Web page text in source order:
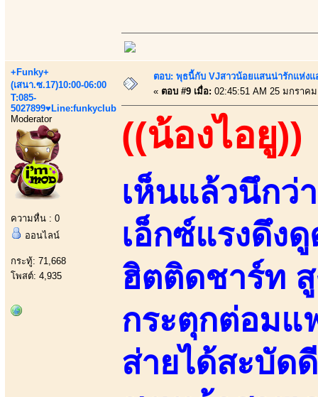
+Funky+
(เสนา.ซ.17)10:00-06:00
T:085-
5027899♥Line:funkyclub
Moderator
ความหื่น : 0
ออนไลน์
กระทู้: 71,668
โพสต์: 4,935
ตอบ: พุธนี้กับ VJสาวน้อยแสนน่ารักแห่งแ
« ตอบ #9 เมื่อ: 02:45:51 AM 25 มกราค
((น้องไอยู))
เห็นแล้วนึกว่
เอ็กซ์แรงดึง
ฮิตติดชาร์ท
กระตุกต่อมแ
ส่ายได้สะบัด